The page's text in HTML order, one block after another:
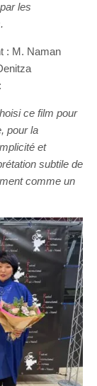
les
: M. Naman
ce film pour
pour la
et
subtile de
comme un